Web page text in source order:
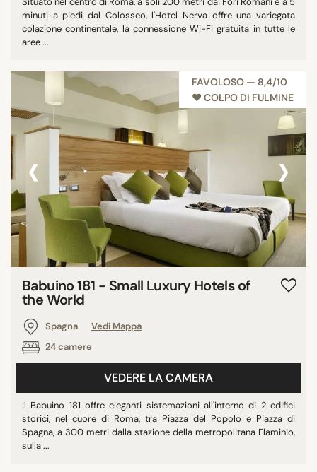
minuti a piedi dal Colosseo, l'Hotel Nerva offre una variegata
colazione continentale, la connessione Wi-Fi gratuita in tutte le
aree ...
FAVOLOSO — 8,4/10
♥︎ COLPO DI FULMINE
‹ ›
Babuino 181 - Small Luxury Hotels of
the World
Spagna
Vedi Mappa
24 camere
VEDERE LA CAMERA
Il Babuino 181 offre eleganti sistemazioni all'interno di 2 edifici
storici, nel cuore di Roma, tra Piazza del Popolo e Piazza di
Spagna, a 300 metri dalla stazione della metropolitana Flaminio,
sulla ...